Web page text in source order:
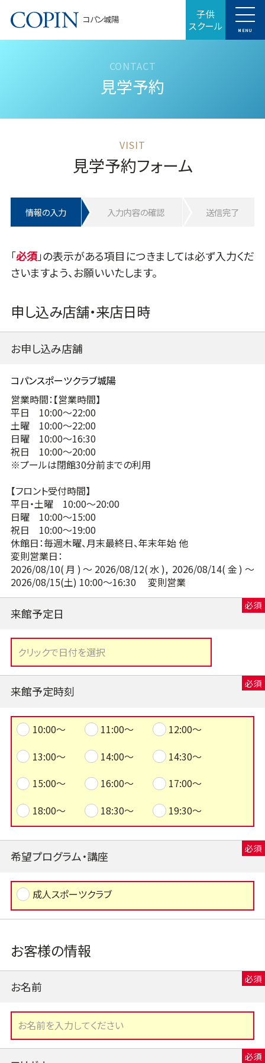
コパン城陽 子供
スクール MENU
見学予約
見学予約フォーム
情報の入力 入力内容の確認 送信完了
「
」の表示がある項目につきましては必ず入力くだ
さいますよう、お願いいたします。
申し込み店舗・来店日時
お申し込み店舗
営業時間：【営業時間】
平日 10:00～22:00
土曜 10:00～22:00
日曜 10:00～16:30
祝日 10:00～20:00
※プールは閉館30分前までの利用
【フロント受付時間】
平日・土曜 10:00～20:00
日曜 10:00～15:00
祝日 10:00～19:00
休館日：毎週木曜、月末最終日、年末年始 他
変則営業日：
2026/08/10(月)～2026/08/12(水), 2026/08/14(金)～
2026/08/15(土) 10:00～16:30 変則営業
来館予定日
来館予定時刻
10:00～ 11:00～
12:00～
13:00～
14:00～
14:30～
15:00～
16:00～
17:00～
18:00～
18:30～ 19:30～
希望プログラム・講座
成人スポーツクラブ
お客様の情報
お名前